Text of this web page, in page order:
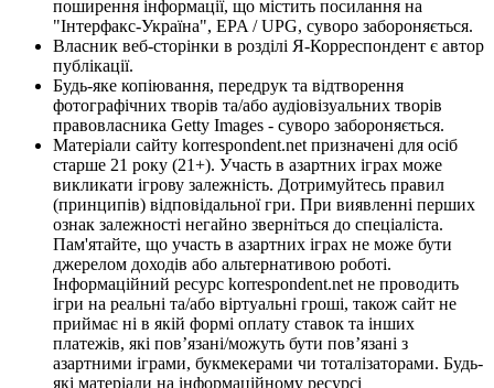
поширення інформації, що містить посилання на
"Інтерфакс-Україна", EPA / UPG, суворо забороняється.
Власник веб-сторінки в розділі Я-Корреспондент є автор
публікації.
Будь-яке копіювання, передрук та відтворення
фотографічних творів та/або аудіовізуальних творів
правовласника Getty Images - суворо забороняється.
Матеріали сайту korrespondent.net призначені для осіб
старше 21 року (21+). Участь в азартних іграх може
викликати ігрову залежність. Дотримуйтесь правил
(принципів) відповідальної гри. При виявленні перших
ознак залежності негайно зверніться до спеціаліста.
Пам'ятайте, що участь в азартних іграх не може бути
джерелом доходів або альтернативою роботі.
Інформаційний ресурс korrespondent.net не проводить
ігри на реальні та/або віртуальні гроші, також сайт не
приймає ні в якій формі оплату ставок та інших
платежів, які пов’язані/можуть бути пов’язані з
азартними іграми, букмекерами чи тоталізаторами. Будь-
які матеріали на інформаційному ресурсі